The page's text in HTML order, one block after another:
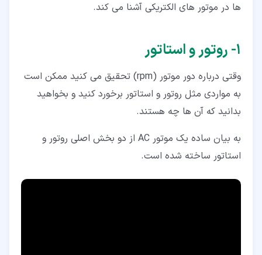
۷‏- انواع گشتاور
ها در موتور های الکتریکی آشنا می کند.
۱‏- روتور و استاتور
وقتی درباره دور موتور (rpm) تحقیق می کنید ممکن است
به مواردی مثل روتور و استاتور برخورد کنید و بخواهید
بدانید که آن ها چه هستند.
به بیان ساده یک موتور AC از دو بخش اصلی روتور و
استاتور ساخته شده است.